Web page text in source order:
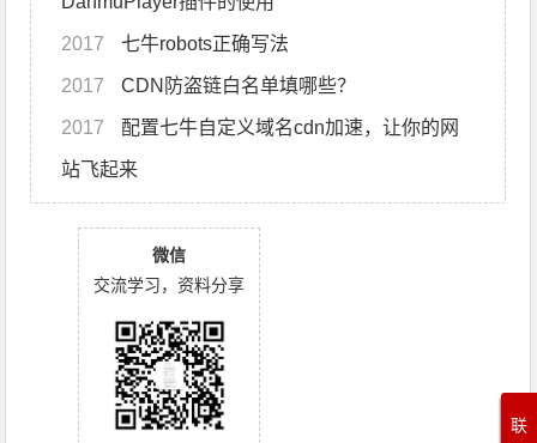
2017 七牛robots正确写法
2017 CDN防盗链白名单填哪些？
2017
站飞起来
微信
交流学习，资料分享
联